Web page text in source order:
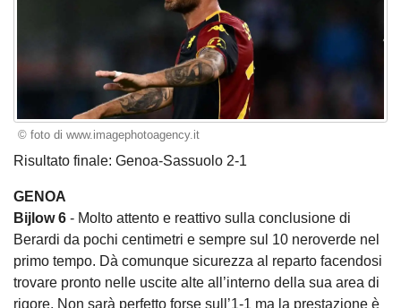
© foto di www.imagephotoagency.it
Risultato finale: Genoa-Sassuolo 2-1
GENOA
Bijlow 6 - Molto attento e reattivo sulla conclusione di
Berardi da pochi centimetri e sempre sul 10 neroverde nel
primo tempo. Dà comunque sicurezza al reparto facendosi
trovare pronto nelle uscite alte all’interno della sua area di
rigore. Non sarà perfetto forse sull’1-1 ma la prestazione è